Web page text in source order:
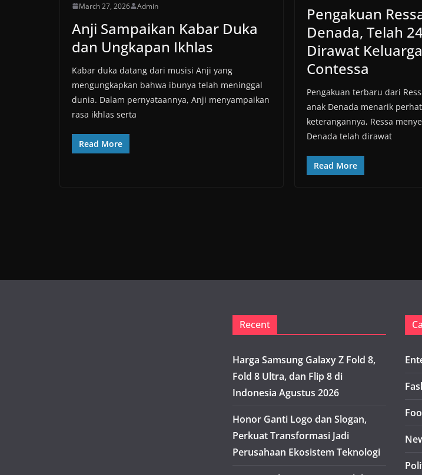
March 27, 2026 Admin
Anji Sampaikan Kabar Duka
dan Ungkapan Ikhlas
Kabar duka datang dari musisi Anji yang
mengungkapkan bahwa ibunya telah meninggal
dunia. Dalam pernyataannya, Anji menyampaikan
rasa ikhlas serta
Read More
Pengakuan
Denada, Telah
Dirawat
Contessa
Pengakuan terbaru dari
anak Denada menarik
keterangannya, Ressa
Denada telah dirawat
Read More
Recent
Harga Samsung Galaxy Z Fold 8,
Fold 8 Ultra, dan Flip 8 di
Indonesia Agustus 2026
Honor Ganti Logo dan Slogan,
Perkuat Transformasi Jadi
Perusahaan Ekosistem Teknologi